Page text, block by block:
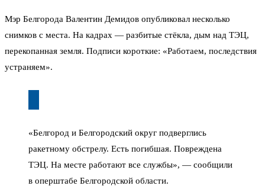
Мэр Белгорода Валентин Демидов опубликовал несколько
снимков с места. На кадрах — разбитые стёкла, дым над ТЭЦ,
перекопанная земля. Подписи короткие: «Работаем, последствия
устраняем».
«Белгород и Белгородский округ подверглись
ракетному обстрелу. Есть погибшая. Повреждена
ТЭЦ. На месте работают все службы», — сообщили
в оперштабе Белгородской области.